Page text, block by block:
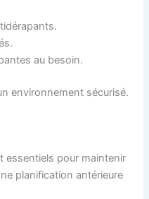
au besoin.
environnement sécurisé.
essentiels pour maintenir
planification antérieure